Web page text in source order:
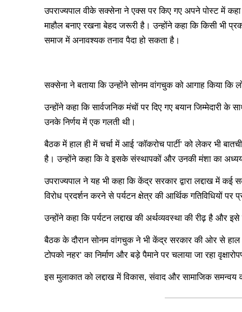
उपराज्यपाल वीके सक्सेना ने एक्स पर किए गए अपने पोस्ट में कहा
माहौल बनाए रखना बेहद जरूरी है। उन्होंने कहा कि किसी भी
समाज में अनावश्यक तनाव पैदा हो सकता है।
सक्सेना ने बताया कि उन्होंने सोनम वांगचुक को आगाह किया कि
उन्होंने कहा कि सार्वजनिक मंचों पर दिए गए बयान जिम्मेदारी
उनके निर्णय में एक गलती थी।
बैठक में हाल ही में चर्चा में आई ‘कॉकरोच पार्टी’ को लेकर भी
है। उन्होंने कहा कि वे इसके संस्थापकों और उनकी मंशा का
उपराज्यपाल ने यह भी कहा कि केंद्र सरकार द्वारा लद्दाख में
विरोध प्रदर्शन करने से पर्यटन क्षेत्र की आर्थिक गतिविधियों
उन्होंने कहा कि पर्यटन लद्दाख की अर्थव्यवस्था की रीढ़ है और
बैठक के दौरान सोनम वांगचुक ने भी केंद्र सरकार की ओर से हाल के
टोपको नहर’ का निर्माण और बड़े पैमाने पर चलाया जा रहा
इस मुलाकात को लद्दाख में विकास, संवाद और सामाजिक